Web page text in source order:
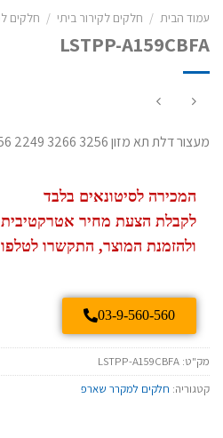
עמוד הבית / חלקים לקירור ביתי / חלקים
LSTPP-A159CBFA
מעצור דלת תא מזון 3256 3266 2249 2256
המכירה לסיטונאים בלבד
לקבלת הצעת מחיר אטרקטיבית
ולהזמנת המוצר, התקשרו
03-9-560-560
מק"ט: LSTPP-A159CBFA
קטגוריה: חלקים למקרר שארפ